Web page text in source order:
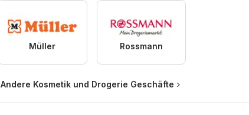
Müller Rossmann
Andere Kosmetik und Drogerie Geschäfte